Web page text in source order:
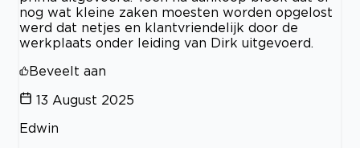
nog wat kleine zaken moesten worden opgelost
werd dat netjes en klantvriendelijk door de
werkplaats onder leiding van Dirk uitgevoerd.
Beveelt aan
13 August 2025
Edwin